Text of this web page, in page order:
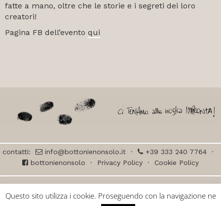
fatte a mano, oltre che le storie e i segreti dei loro
creatori!
Pagina FB dell’evento qui
contatti: info@bottonienonsolo.it · +39 333 240 7764 ·
bottonienonsolo · Privacy Policy · Cookie Policy
Postumia 9, Udine – P.IVA 03163330305 · progetto grafico:Smarketing·
Questo sito utilizza i cookie. Proseguendo con la navigazione ne